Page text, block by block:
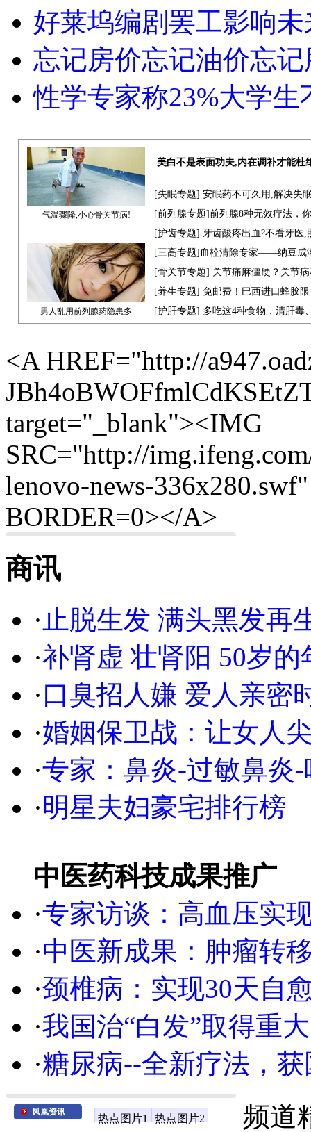
好莱坞编剧罢工影响
忘记房价忘记油价忘记
性学专家称23%大学生
气温骤降,小心骨关节病!
美白不是表面功夫,内在调补才能杜
[失眠专题] 安眠药不可久用,解决失
[前列腺专题]前列腺8种无效疗法，
[护齿专题] 牙齿酸疼出血?不看牙医,
男人乱用前列腺药隐患多
[三高专题]血栓清除专家——纳豆成
[骨关节专题] 关节痛麻僵硬？关节
[养生专题] 免邮费！巴西进口蜂胶
[护肝专题] 多吃这4种食物，清肝毒
<A HREF="http://
target="_blank"><IMG
SRC="http://
lenovo-news-
BORDER=0></A>
商讯
· 止脱生发 满头黑发再
·补肾虚 壮肾阳 50岁的
·口臭招人嫌 爱人亲密
·婚姻保卫战：让女人
·专家：鼻炎-过敏鼻炎
·明星夫妇豪宅排行榜
中医药科技成果推广
·专家访谈：高血压实
·中医新成果：肿瘤转
·颈椎病：实现30天自
·我国治“白发”取得重
·糖尿病--全新疗法，
凤凰资讯
热点图片1 热点图片2
频道